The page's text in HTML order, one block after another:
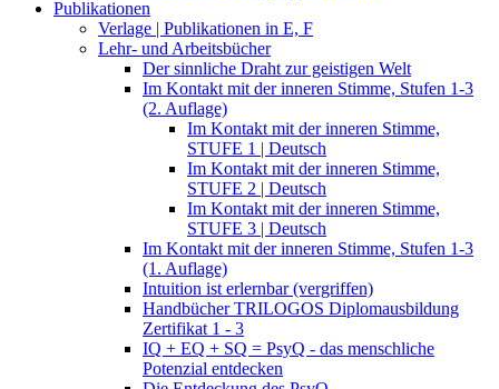
Publikationen
Verlage | Publikationen in E, F
Lehr- und Arbeitsbücher
Der sinnliche Draht zur geistigen Welt
Im Kontakt mit der inneren Stimme, Stufen 1-3
(2. Auflage)
Im Kontakt mit der inneren Stimme,
STUFE 1 | Deutsch
Im Kontakt mit der inneren Stimme,
STUFE 2 | Deutsch
Im Kontakt mit der inneren Stimme,
STUFE 3 | Deutsch
Im Kontakt mit der inneren Stimme, Stufen 1-3
(1. Auflage)
Intuition ist erlernbar (vergriffen)
Handbücher TRILOGOS Diplomausbildung
Zertifikat 1 - 3
IQ + EQ + SQ = PsyQ - das menschliche
Potenzial entdecken